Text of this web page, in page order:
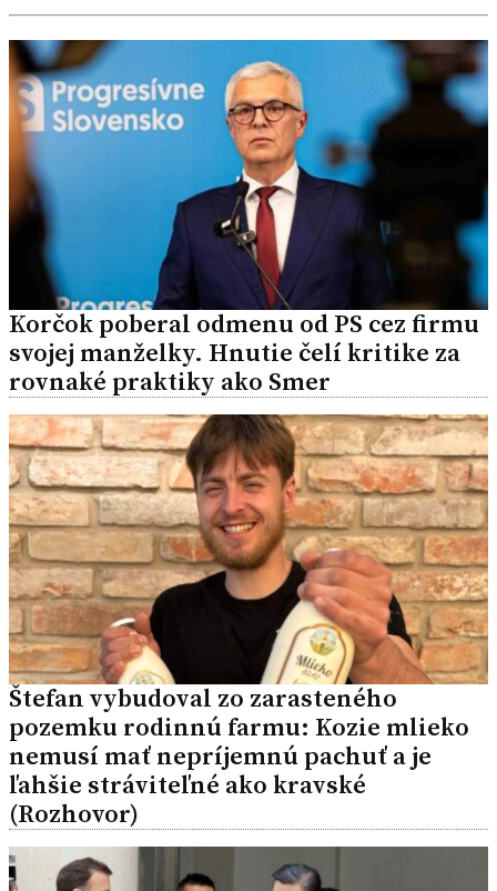
Korčok poberal odmenu od PS cez firmu
svojej manželky. Hnutie čelí kritike za
rovnaké praktiky ako Smer
Štefan vybudoval zo zarasteného
pozemku rodinnú farmu: Kozie mlieko
nemusí mať nepríjemnú pachuť a je
ľahšie stráviteľné ako kravské
(Rozhovor)